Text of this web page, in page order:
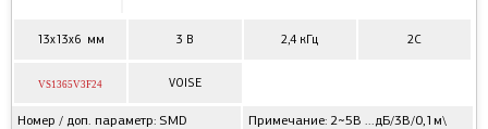
13x13x6 мм 3 В 2,4 кГц 2C
VS1365V3F24 VOISE
Номер / доп. параметр: SMD
Примечание: 2~5В ...дБ/3В/0,1м\